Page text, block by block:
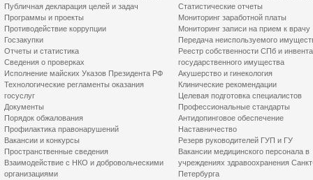
Публичная декларация целей и задач
Программы и проекты
Противодействие коррупции
Госзакупки
Отчеты и статистика
Сведения о проверках
Исполнение майских Указов Президента РФ
Технологические регламенты оказания
госуслуг
Документы
Порядок обжалования
Профилактика правонарушений
Вакансии и конкурсы
Пространственные сведения
Взаимодействие с НКО и добровольческими
организациями
Статистические отчеты
Мониторинг заработной платы
Мониторинг записи на прием к врачу
Передача неиспользуемого
Реестр собственности СПб и
государственного имущества
Акушерство и гинекология
Клинические рекомендации
Целевая подготовка специалистов
Профессиональные стандарты
Антидопинговое обеспечение
Наставничество
Резерв руководителей ГУП и ГУ
Вакансии медицинского персонала в
учреждениях здравоохранения
Петербурга